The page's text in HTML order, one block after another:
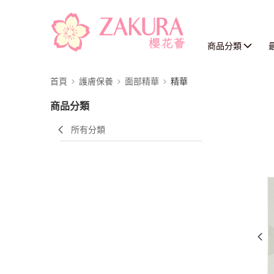
商品分類
首頁 護膚保養 面部精華 精華
商品分類
所有分類